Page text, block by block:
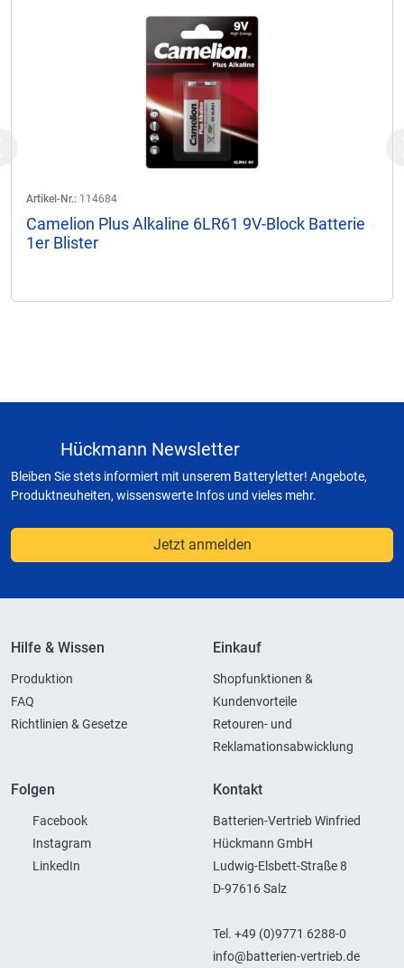
Artikel-Nr.: 114684
Camelion Plus Alkaline 6LR61 9V-Block Batterie
1er Blister
Hückmann Newsletter
Bleiben Sie stets informiert mit unserem Batteryletter! Angebote,
Produktneuheiten, wissenswerte Infos und vieles mehr.
Jetzt anmelden
Hilfe & Wissen
Produktion
FAQ
Richtlinien & Gesetze
Einkauf
Shopfunktionen &
Kundenvorteile
Retouren- und
Reklamationsabwicklung
Folgen
Facebook
Instagram
LinkedIn
Kontakt
Batterien-Vertrieb Winfried
Hückmann GmbH
Ludwig-Elsbett-Straße 8
D-97616 Salz
Tel. +49 (0)9771 6288-0
info@batterien-vertrieb.de